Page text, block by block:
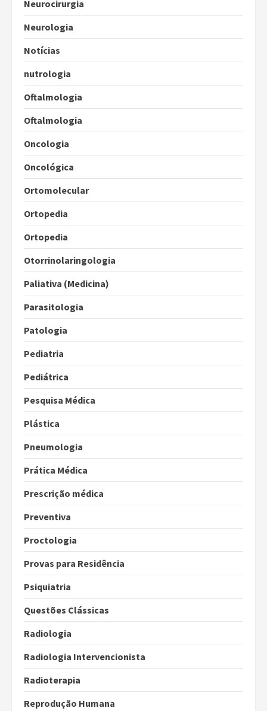
Neurocirurgia
Neurologia
Notícias
nutrologia
Oftalmologia
Oftalmologia
Oncologia
Oncológica
Ortomolecular
Ortopedia
Ortopedia
Otorrinolaringologia
Paliativa (Medicina)
Parasitologia
Patologia
Pediatria
Pediátrica
Pesquisa Médica
Plástica
Pneumologia
Prática Médica
Prescrição médica
Preventiva
Proctologia
Provas para Residência
Psiquiatria
Questões Clássicas
Radiologia
Radiologia Intervencionista
Radioterapia
Reprodução Humana